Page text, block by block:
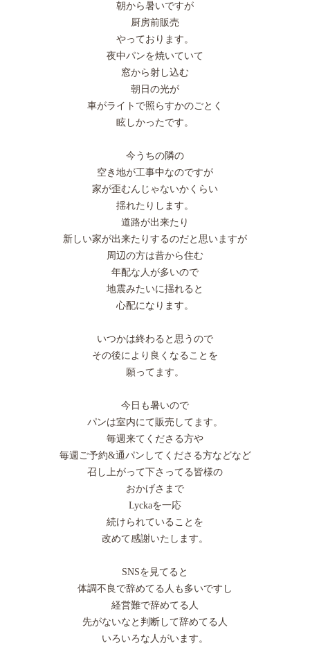
朝から暑いですが
厨房前販売
やっております。
夜中パンを焼いていて
窓から射し込む
朝日の光が
車がライトで照らすかのごとく
眩しかったです。
今うちの隣の
空き地が工事中なのですが
家が歪むんじゃないかくらい
揺れたりします。
道路が出来たり
新しい家が出来たりするのだと思いますが
周辺の方は昔から住む
年配な人が多いので
地震みたいに揺れると
心配になります。
いつかは終わると思うので
その後により良くなることを
願ってます。
今日も暑いので
パンは室内にて販売してます。
毎週来てくださる方や
毎週ご予約&通パンしてくださる方などなど
召し上がって下さってる皆様の
おかげさまで
Lyckaを一応
続けられていることを
改めて感謝いたします。
SNSを見てると
体調不良で辞めてる人も多いですし
経営難で辞めてる人
先がないなと判断して辞めてる人
いろいろな人がいます。